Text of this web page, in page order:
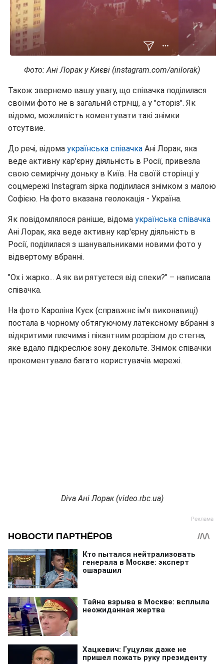
Фото: Ані Лорак у Києві (instagram.com/anilorak)
Також звернемо вашу увагу, що співачка поділилася
своїми фото не в загальній стрічці, а у "сторіз". Як
відомо, можливість коментувати такі знімки
отсутвие.
До речі, відома українська співачка Ані Лорак, яка
веде активну кар'єрну діяльність в Росії, привезла
свою семирічну доньку в Київ. На своїй сторінці у
соцмережі Instagram зірка поділилася знімком з малою
Софією. На фото вказана геолокація - Україна.
Як повідомлялося раніше, відома українська співачка
Ані Лорак, яка веде активну кар'єрну діяльність в
Росії, поділилася з шанувальниками новими фото у
відвертому вбранні.
"Ох і жарко... А як ви рятуєтеся від спеки?" – написала
співачка.
На фото Кароліна Куєк (справжнє ім'я виконавиці)
постала в чорному обтягуючому латексному вбранні з
відкритими плечима і пікантним розрізом до стегна,
яке вдало підкреслює зону декольте. Знімок співачки
прокоментувало багато користувачів мережі.
Diva Ані Лорак (video.rbc.ua)